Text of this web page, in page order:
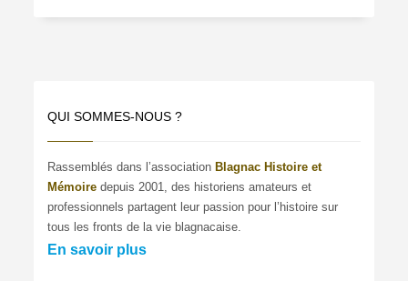
QUI SOMMES-NOUS ?
Rassemblés dans l’associationBlagnac Histoire et
Mémoire depuis 2001, des historiens amateurs et
professionnels partagent leur passion pour l’histoire sur
tous les fronts de la vie blagnacaise.
En savoir plus